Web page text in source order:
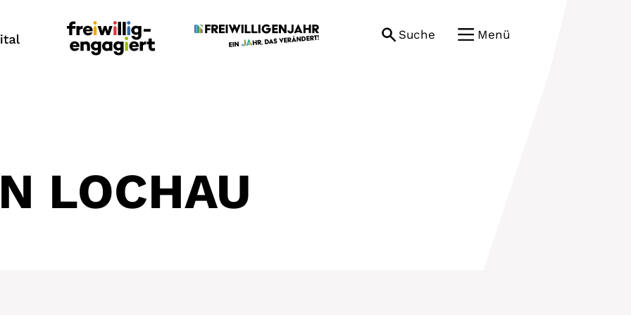
Suche Menü
LOCHAU